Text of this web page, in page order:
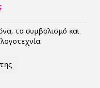
το συμβολισμό και